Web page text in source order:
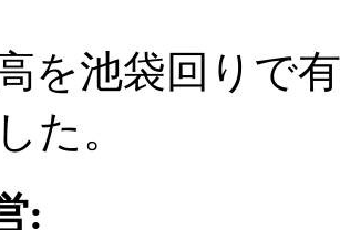
を池袋回りで
た。
: